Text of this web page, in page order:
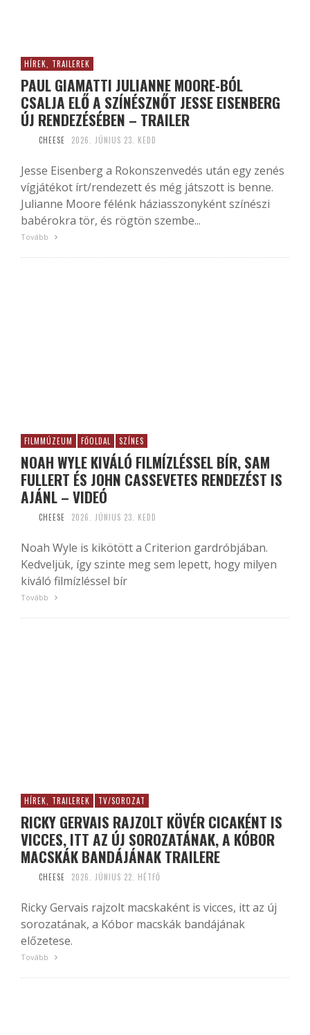
HÍREK, TRAILEREK
PAUL GIAMATTI JULIANNE MOORE-BÓL
CSALJA ELŐ A SZÍNÉSZNŐT JESSE EISENBERG
ÚJ RENDEZÉSÉBEN – TRAILER
CHEESE 2026. JÚNIUS 23. KEDD
Jesse Eisenberg a Rokonszenvedés után egy zenés
vígjátékot írt/rendezett és még játszott is benne.
Julianne Moore félénk háziasszonyként színészi
babérokra tör, és rögtön szembe...
Tovább
FILMMÚZEUM FŐOLDAL SZÍNES
NOAH WYLE KIVÁLÓ FILMÍZLÉSSEL BÍR, SAM
FULLERT ÉS JOHN CASSEVETES RENDEZÉST IS
AJÁNL – VIDEÓ
CHEESE 2026. JÚNIUS 23. KEDD
Noah Wyle is kikötött a Criterion gardróbjában.
Kedveljük, így szinte meg sem lepett, hogy milyen
kiváló filmízléssel bír
Tovább
HÍREK, TRAILEREK TV/SOROZAT
RICKY GERVAIS RAJZOLT KÖVÉR CICAKÉNT IS
VICCES, ITT AZ ÚJ SOROZATÁNAK, A KÓBOR
MACSKÁK BANDÁJÁNAK TRAILERE
CHEESE 2026. JÚNIUS 22. HÉTFŐ
Ricky Gervais rajzolt macskaként is vicces, itt az új
sorozatának, a Kóbor macskák bandájának
előzetese.
Tovább